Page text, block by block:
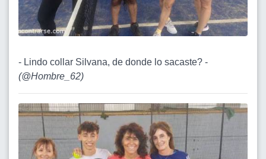
- Lindo collar Silvana, de donde lo sacaste? -
(@Hombre_62)